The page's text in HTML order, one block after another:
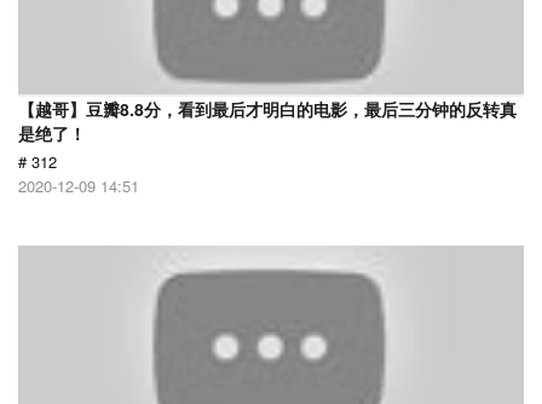
【越哥】豆瓣8.8分，看到最后才明白的电影，最后三分钟的反转真
是绝了！
# 312
2020-12-09 14:51